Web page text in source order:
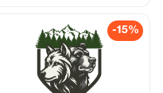
-15%